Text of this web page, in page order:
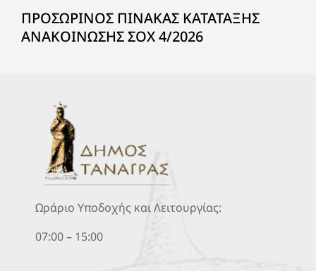
ΠΡΟΣΩΡΙΝΟΣ ΠΙΝΑΚΑΣ ΚΑΤΑΤΑΞΗΣ
ΑΝΑΚΟΙΝΩΣΗΣ ΣΟΧ 4/2026
Ωράριο Υποδοχής και Λειτουργίας:
07:00 – 15:00